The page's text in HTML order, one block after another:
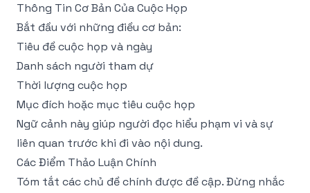
Thông Tin Cơ Bản Của Cuộc Họp
Bắt đầu với những điều cơ bản:
Tiêu đề cuộc họp và ngày
Danh sách người tham dự
Thời lượng cuộc họp
Mục đích hoặc mục tiêu cuộc họp
Ngữ cảnh này giúp người đọc hiểu phạm vi và sự
liên quan trước khi đi vào nội dung.
Các Điểm Thảo Luận Chính
Tóm tắt các chủ đề chính được đề cập. Đừng nhắc